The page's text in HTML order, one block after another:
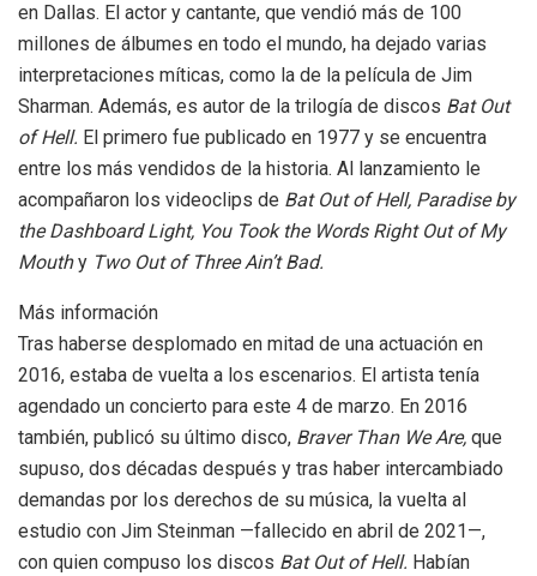
en Dallas. El actor y cantante, que vendió más de 100
millones de álbumes en todo el mundo, ha dejado varias
interpretaciones míticas, como la de la película de Jim
Sharman. Además, es autor de la trilogía de discos Bat Out
of Hell. El primero fue publicado en 1977 y se encuentra
entre los más vendidos de la historia. Al lanzamiento le
acompañaron los videoclips de Bat Out of Hell, Paradise by
the Dashboard Light, You Took the Words Right Out of My
Mouthy Two Out of Three Ain’t Bad.
Más información
Tras haberse desplomado en mitad de una actuación en
2016, estaba de vuelta a los escenarios. El artista tenía
agendado un concierto para este 4 de marzo. En 2016
también, publicó su último disco, Braver Than We Are, que
supuso, dos décadas después y tras haber intercambiado
demandas por los derechos de su música, la vuelta al
estudio con Jim Steinman —fallecido en abril de 2021—,
con quien compuso los discos Bat Out of Hell. Habían